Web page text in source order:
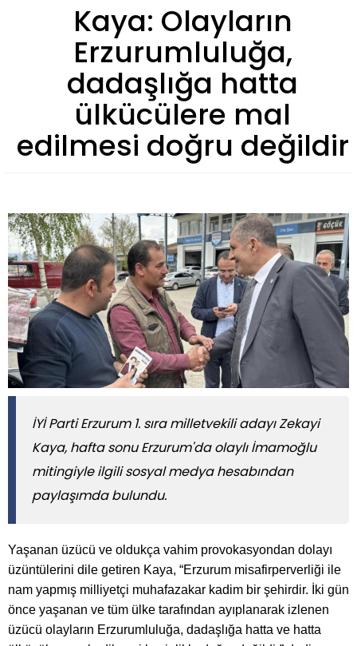
Kaya: Olayların
Erzurumluluğa,
dadaşlığa hatta
ülkücülere mal
edilmesi doğru değildir
İYİ Parti Erzurum 1. sıra milletvekili adayı Zekayi
Kaya, hafta sonu Erzurum'da olaylı İmamoğlu
mitingiyle ilgili sosyal medya hesabından
paylaşımda bulundu.
Yaşanan üzücü ve oldukça vahim provokasyondan dolayı
üzüntülerini dile getiren Kaya, “Erzurum misafirperverliği ile
nam yapmış milliyetçi muhafazakar kadim bir şehirdir. İki gün
önce yaşanan ve tüm ülke tarafından ayıplanarak izlenen
üzücü olayların Erzurumluluğa, dadaşlığa hatta ve hatta